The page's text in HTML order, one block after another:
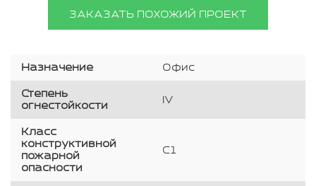
ЗАКАЗАТЬ ПОХОЖИЙ ПРОЕКТ
Назначение Офис
Степень
огнестойкости
IV
Класс
конструктивной
пожарной
опасности
С1